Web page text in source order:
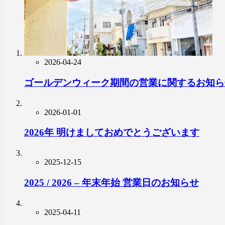
2026-04-24
ゴールデンウィーク期間の営業に関するお知
2026-01-01
2026年 明けましておめでとうございます
2025-12-15
2025 / 2026 – 年末年始 営業日のお知らせ
2025-04-11